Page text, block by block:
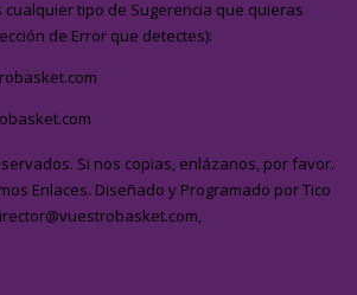
cualquier tipo de Sugerencia que quieras
de Error que detectes):
Si nos copias, enlázanos, por favor.
Enlaces. Diseñado y Programado por Tico